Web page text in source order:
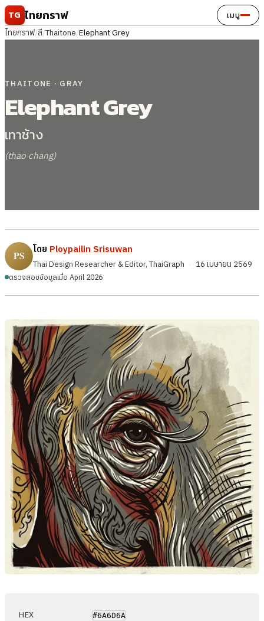
ข้ามไปยังเนื้อหา
TG ไทยกราฟ เมนู
ไทยกราฟ/สี/Thaitone/Elephant Grey
THAITONE · GRAY
Elephant Grey
เทาช้าง
(thao chang)
โดย Ploypailin Srisuwan
Thai Design Researcher & Editor, ThaiGraph · 16 เมษายน 2569
ตรวจสอบข้อมูลเมื่อ April 2026
HEX #6A6D6A